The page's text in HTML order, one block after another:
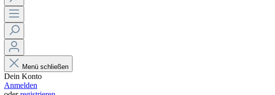
Menü schließen
Dein Konto
Anmelden